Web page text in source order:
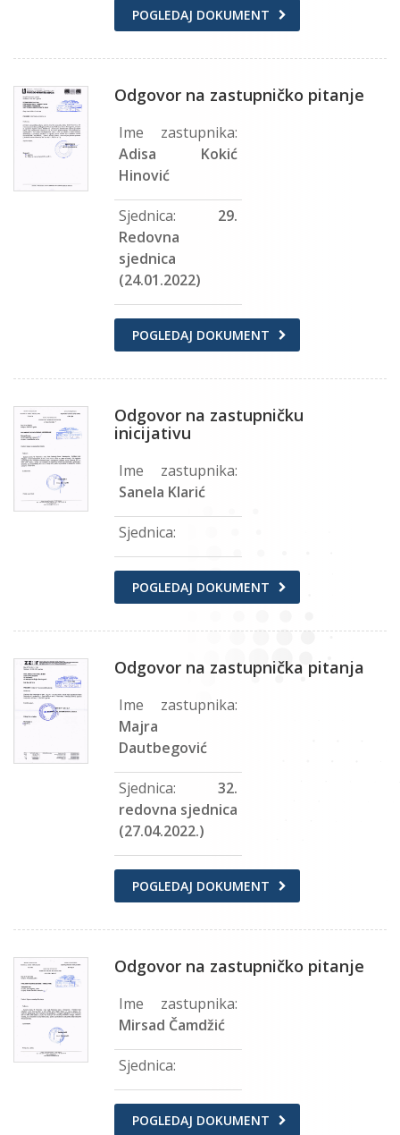
POGLEDAJ DOKUMENT
Odgovor na zastupničko pitanje
Ime zastupnika:
Adisa Kokić
Hinović
Sjednica: 29.
Redovna
sjednica
(24.01.2022)
POGLEDAJ DOKUMENT
Odgovor na zastupničku
inicijativu
Ime zastupnika:
Sanela Klarić
Sjednica:
POGLEDAJ DOKUMENT
Odgovor na zastupnička pitanja
Ime zastupnika:
Majra
Dautbegović
Sjednica: 32.
redovna sjednica
(27.04.2022.)
POGLEDAJ DOKUMENT
Odgovor na zastupničko pitanje
Ime zastupnika:
Mirsad Čamdžić
Sjednica:
POGLEDAJ DOKUMENT